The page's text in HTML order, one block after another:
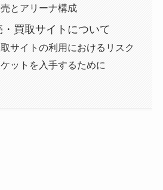
とアリーナ構成
買取サイトについて
サイトの利用におけるリスク
ットを入手するために